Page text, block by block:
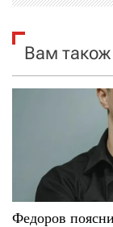
з
а
і
Вам
Федоров